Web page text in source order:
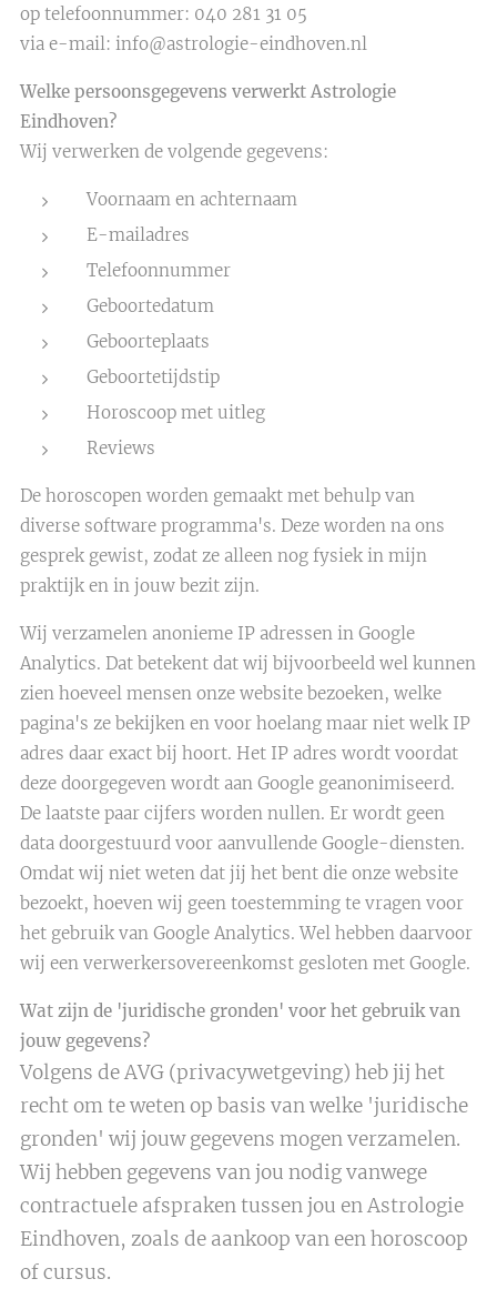
op telefoonnummer: 040 281 31 05
via e-mail: info@astrologie-eindhoven.nl
Welke persoonsgegevens verwerkt Astrologie
Eindhoven?
Wij verwerken de volgende gegevens:
Voornaam en achternaam
E-mailadres
Telefoonnummer
Geboortedatum
Geboorteplaats
Geboortetijdstip
Horoscoop met uitleg
Reviews
De horoscopen worden gemaakt met behulp van
diverse software programma's. Deze worden na ons
gesprek gewist, zodat ze alleen nog fysiek in mijn
praktijk en in jouw bezit zijn.
Wij verzamelen anonieme IP adressen in Google
Analytics. Dat betekent dat wij bijvoorbeeld wel kunnen
zien hoeveel mensen onze website bezoeken, welke
pagina's ze bekijken en voor hoelang maar niet welk IP
adres daar exact bij hoort. Het IP adres wordt voordat
deze doorgegeven wordt aan Google geanonimiseerd.
De laatste paar cijfers worden nullen. Er wordt geen
data doorgestuurd voor aanvullende Google-diensten.
Omdat wij niet weten dat jij het bent die onze website
bezoekt, hoeven wij geen toestemming te vragen voor
het gebruik van Google Analytics. Wel hebben daarvoor
wij een verwerkersovereenkomst gesloten met Google.
Wat zijn de 'juridische gronden' voor het gebruik van
jouw gegevens?
Volgens de AVG (privacywetgeving) heb jij het
recht om te weten op basis van welke 'juridische
gronden' wij jouw gegevens mogen verzamelen.
Wij hebben gegevens van jou nodig vanwege
contractuele afspraken tussen jou en Astrologie
Eindhoven, zoals de aankoop van een horoscoop
of cursus.